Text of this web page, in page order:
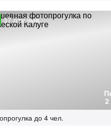
2
37 отзывов
до 4 чел.